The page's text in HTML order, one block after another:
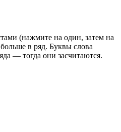
(нажмите на один, затем на
в ряд. Буквы слова
— тогда они засчитаются.